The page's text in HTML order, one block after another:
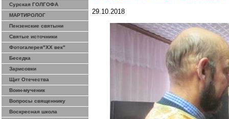
Сурская ГОЛГОФА
МАРТИРОЛОГ
Пензенские святыни
Святые источники
Фотогалерея"ХХ век"
Беседка
Зарисовки
Щит Отечества
Воин-мученик
Вопросы священнику
Воскресная школа
29.10.2018